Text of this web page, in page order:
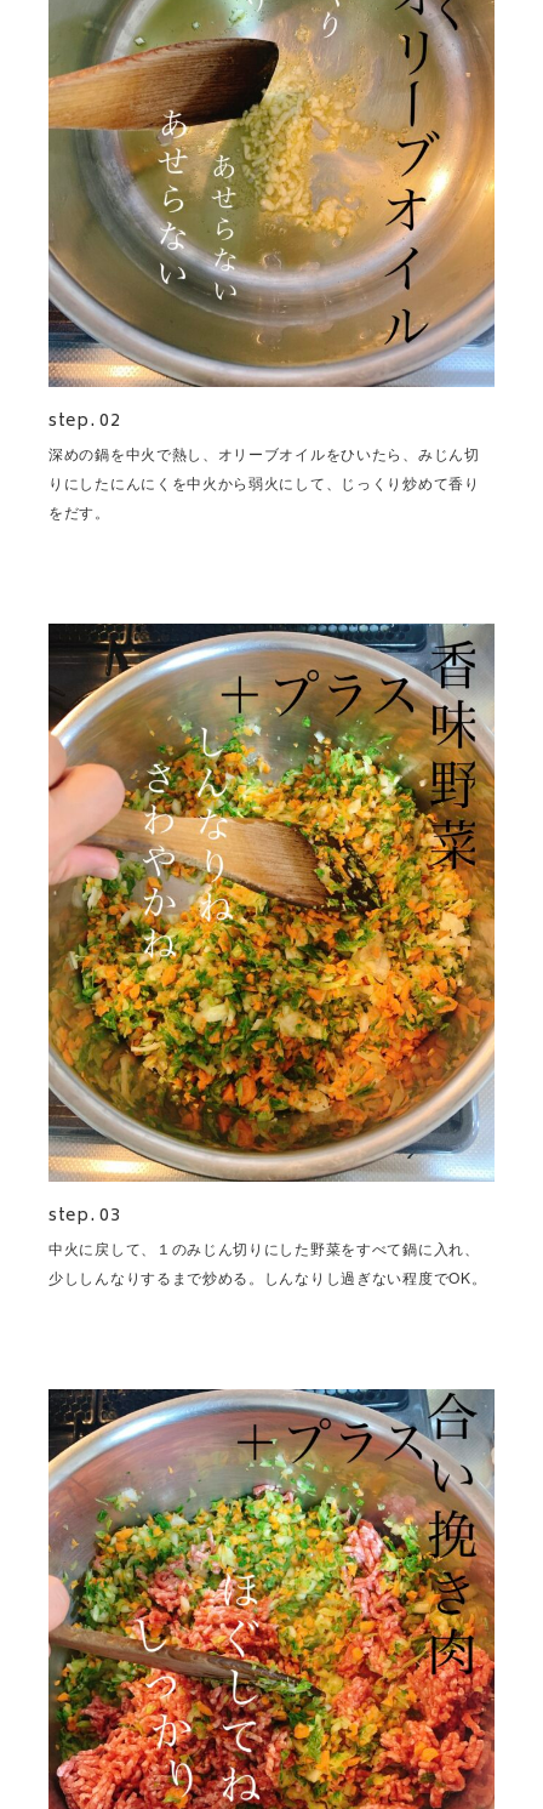
step. 02
深めの鍋を中火で熱し、オリーブオイルをひいたら、みじん切
りにしたにんにくを中火から弱火にして、じっくり炒めて香り
をだす。
step. 03
中火に戻して、１のみじん切りにした野菜をすべて鍋に入れ、
少ししんなりするまで炒める。しんなりし過ぎない程度でOK。